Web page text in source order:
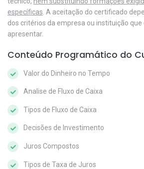
específicas . A aceitação do certificado
dos critérios da empresa ou instituição que
apresentar.
Conteúdo Programático do
Valor do Dinheiro no Tempo
Analise de Fluxo de Caixa
Tipos de Fluxo de Caixa
Decisões de Investimento
Juros Compostos
Tipos de Taxa de Juros